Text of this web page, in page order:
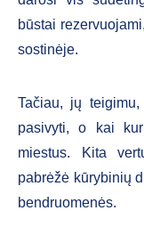
būstai
sostinėje.
Tačiau, jų
pasivyti, o kai
miestus. Kita
pabrėžė kūrybinių
bendruomenės.